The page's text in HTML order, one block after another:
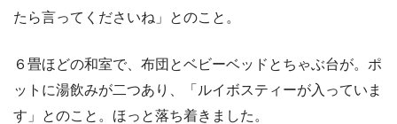
たら言ってくださいね」とのこと。
６畳ほどの和室で、布団とベビーベッドとちゃぶ台が。ポ
ットに湯飲みが二つあり、「ルイボスティーが入っていま
す」とのこと。ほっと落ち着きました。